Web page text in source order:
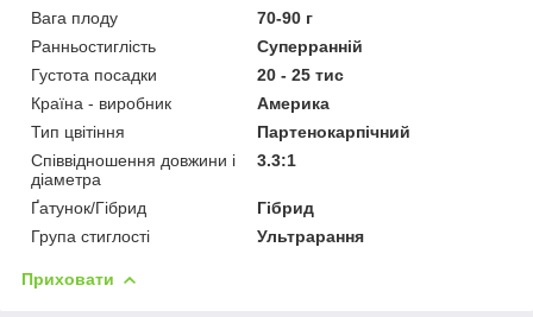
Вага плоду
70-90 г
Ранньостиглість
Суперранній
Густота посадки
20 - 25 тис
Країна - виробник
Америка
Тип цвітіння
Партенокарпічний
Співвідношення довжини і
діаметра
3.3:1
Ґатунок/Гібрид
Гібрид
Група стиглості
Ультрарання
Приховати